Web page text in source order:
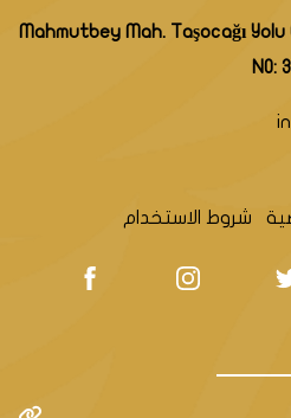
في منطقة اسكودار في
Mahmutbey Mah. Taşocağı Yolu
NO:
شروط الاستخدام